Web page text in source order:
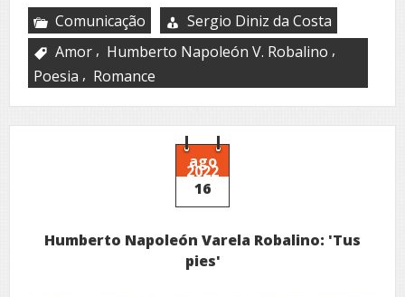
Comunicação
Sergio Diniz da Costa
Amor , Humberto Napoleón V. Robalino ,
Poesia , Romance
ago
2022
16
Humberto Napoleón Varela Robalino: 'Tus
pies'